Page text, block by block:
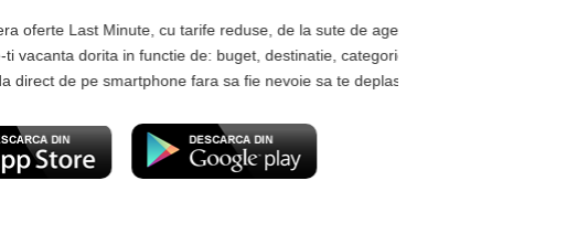
reduse, de la sute de agentii de turism.
de: buget, destinatie, categorie hotel, data plecarii, etc.
fara sa fie nevoie sa te deplasezi la sediul agentiei.